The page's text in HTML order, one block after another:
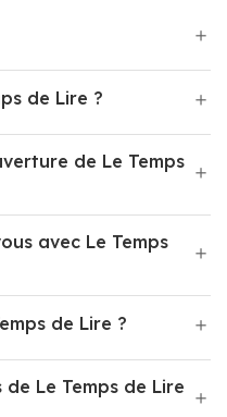
de Lire ?
de Le Temps
avec Le Temps
de Lire ?
Le Temps de Lire